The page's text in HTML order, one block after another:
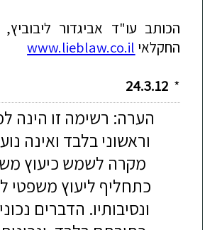
הכותב עו"ד אביגדור
החקלאי www.lieblaw.co.il
*
24.3.12
הערה: רשימה זו הינה
וראשוני בלבד ואינה
מקרה לשמש כיעוץ
כתחליף ליעוץ משפטי
ונסיבותיו. הדברים